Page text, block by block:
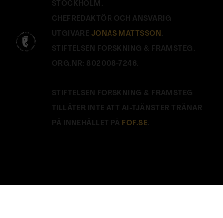
STOCKHOLM.
CHEFREDAKTÖR OCH ANSVARIG
UTGIVARE JONAS MATTSSON.
STIFTELSEN FORSKNING & FRAMSTEG.
ORG.NR: 802008-7246.
STIFTELSEN FORSKNING & FRAMSTEG
TILLÅTER INTE ATT AI-TJÄNSTER TRÄNAR
PÅ INNEHÅLLET PÅ FOF.SE.